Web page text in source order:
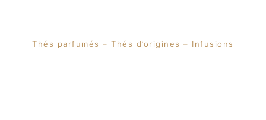
Thés parfumés – Thés d’origines – Infusions